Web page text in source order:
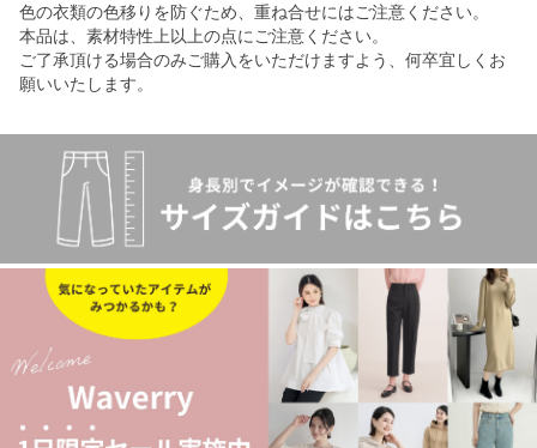
色の衣類の色移りを防ぐため、重ね合せにはご注意ください。
本品は、素材特性上以上の点にご注意ください。
ご了承頂ける場合のみご購入をいただけますよう、何卒宜しくお
願いいたします。